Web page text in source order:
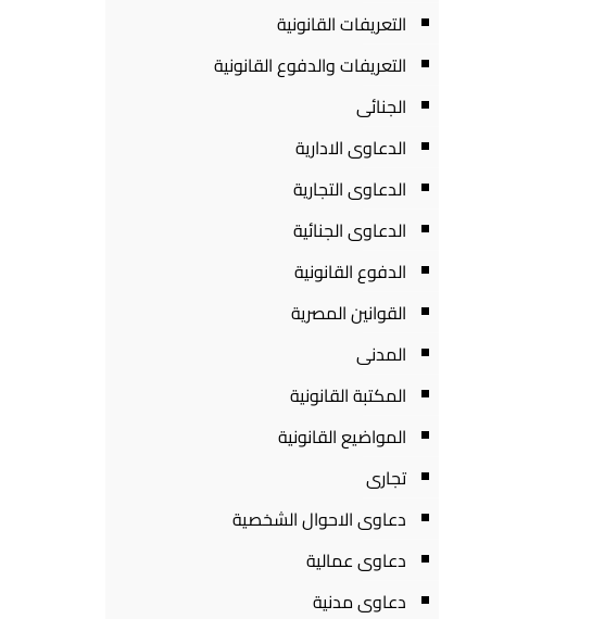
التعريفات القانونية
التعريفات والدفوع القانونية
الجنائى
الدعاوى الادارية
الدعاوى التجارية
الدعاوى الجنائية
الدفوع القانونية
القوانين المصرية
المدنى
المكتبة القانونية
المواضيع القانونية
تجارى
دعاوى الاحوال الشخصية
دعاوى عمالية
دعاوى مدنية